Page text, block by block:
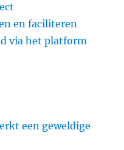
en faciliteren
via het platform
een geweldige